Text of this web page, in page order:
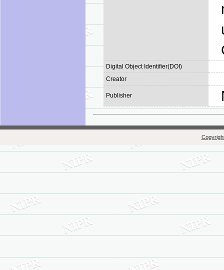
Digital Object Identifier(DOI)
Creator
Publisher